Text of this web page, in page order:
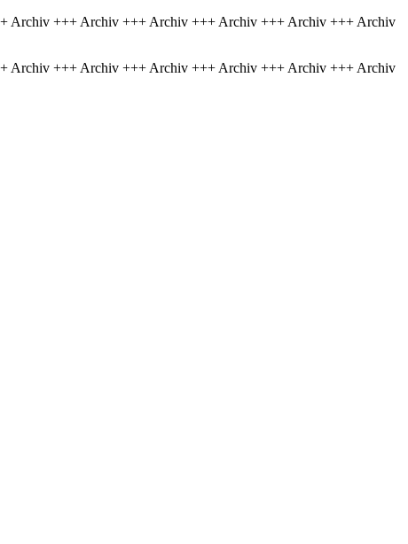
Archiv +++ Archiv +++ Archiv +++ Archiv +++ Archiv +++ Archiv
Archiv +++ Archiv +++ Archiv +++ Archiv +++ Archiv +++ Archiv